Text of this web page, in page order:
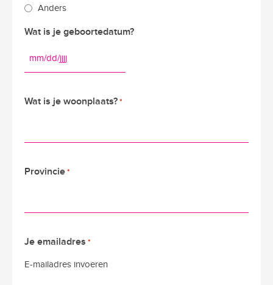
Anders
Wat is je geboortedatum?
slash
Wat is je woonplaats? *
Provincie *
Je emailadres *
E-mailadres invoeren